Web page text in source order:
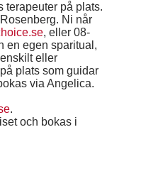
terapeuter på plats.
Ni når
, eller 08-
en egen sparitual,
eller
plats som guidar
via Angelica.
.
och bokas i